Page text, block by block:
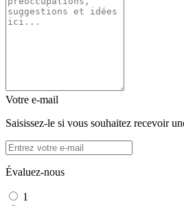
Votre e-mail
Saisissez-le si vous souhaitez recevoir
Évaluez-nous
1